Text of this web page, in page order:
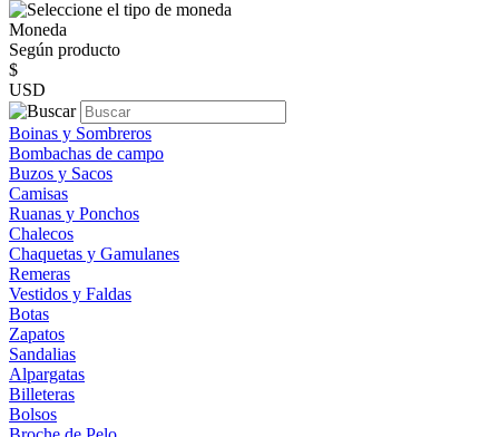
Moneda
Según producto
$
USD
Boinas y Sombreros
Bombachas de campo
Buzos y Sacos
Camisas
Ruanas y Ponchos
Chalecos
Chaquetas y Gamulanes
Remeras
Vestidos y Faldas
Botas
Zapatos
Sandalias
Alpargatas
Billeteras
Bolsos